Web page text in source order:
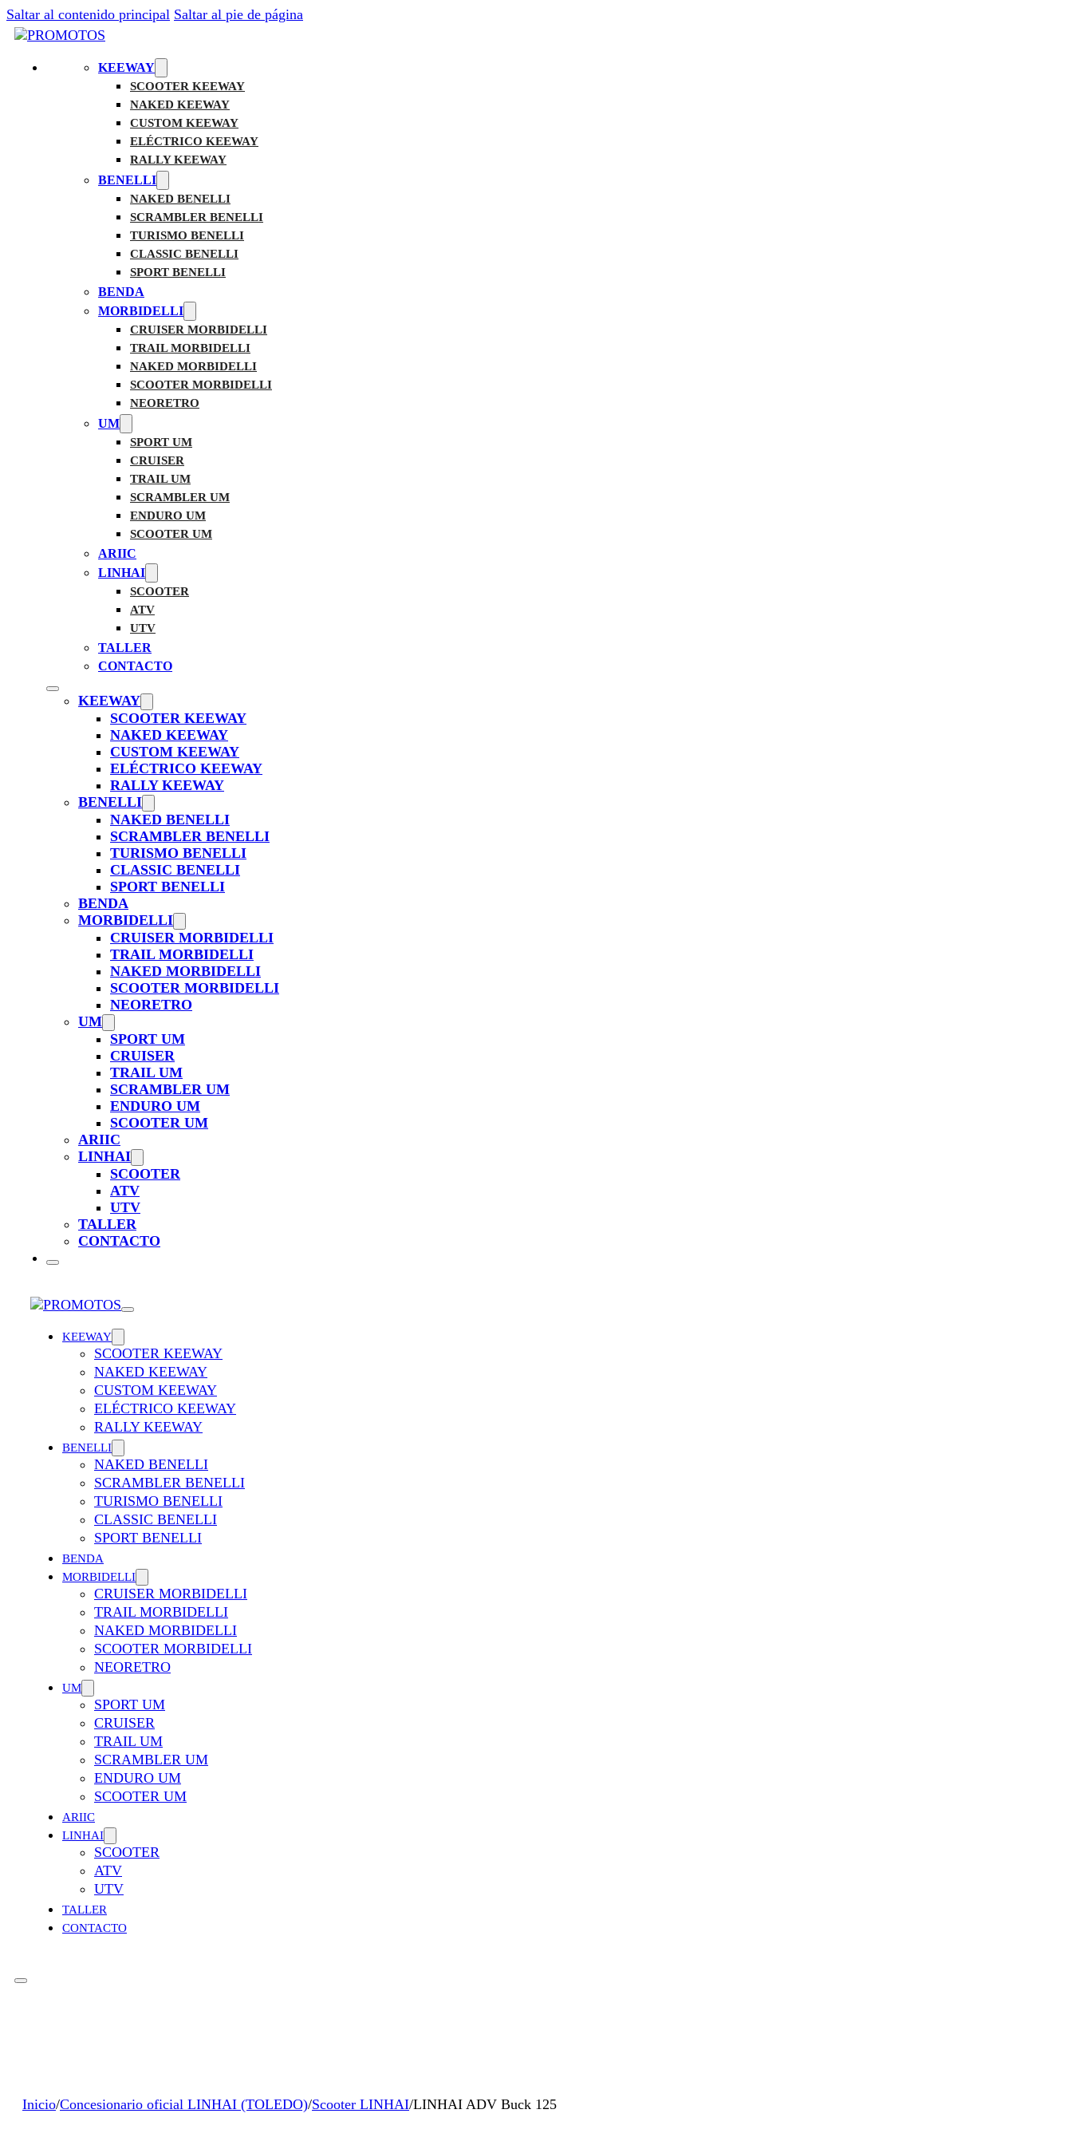
Saltar al contenido principal Saltar al pie de página
KEEWAY
SCOOTER KEEWAY
NAKED KEEWAY
CUSTOM KEEWAY
ELÉCTRICO KEEWAY
RALLY KEEWAY
BENELLI
NAKED BENELLI
SCRAMBLER BENELLI
TURISMO BENELLI
CLASSIC BENELLI
SPORT BENELLI
BENDA
MORBIDELLI
CRUISER MORBIDELLI
TRAIL MORBIDELLI
NAKED MORBIDELLI
SCOOTER MORBIDELLI
NEORETRO
UM
SPORT UM
CRUISER
TRAIL UM
SCRAMBLER UM
ENDURO UM
SCOOTER UM
ARIIC
LINHAI
SCOOTER
ATV
UTV
TALLER
CONTACTO
KEEWAY
SCOOTER KEEWAY
NAKED KEEWAY
CUSTOM KEEWAY
ELÉCTRICO KEEWAY
RALLY KEEWAY
BENELLI
NAKED BENELLI
SCRAMBLER BENELLI
TURISMO BENELLI
CLASSIC BENELLI
SPORT BENELLI
BENDA
MORBIDELLI
CRUISER MORBIDELLI
TRAIL MORBIDELLI
NAKED MORBIDELLI
SCOOTER MORBIDELLI
NEORETRO
UM
SPORT UM
CRUISER
TRAIL UM
SCRAMBLER UM
ENDURO UM
SCOOTER UM
ARIIC
LINHAI
SCOOTER
ATV
UTV
TALLER
CONTACTO
KEEWAY
SCOOTER KEEWAY
NAKED KEEWAY
CUSTOM KEEWAY
ELÉCTRICO KEEWAY
RALLY KEEWAY
BENELLI
NAKED BENELLI
SCRAMBLER BENELLI
TURISMO BENELLI
CLASSIC BENELLI
SPORT BENELLI
BENDA
MORBIDELLI
CRUISER MORBIDELLI
TRAIL MORBIDELLI
NAKED MORBIDELLI
SCOOTER MORBIDELLI
NEORETRO
UM
SPORT UM
CRUISER
TRAIL UM
SCRAMBLER UM
ENDURO UM
SCOOTER UM
ARIIC
LINHAI
SCOOTER
ATV
UTV
TALLER
CONTACTO
Inicio/Concesionario oficial LINHAI (TOLEDO)/Scooter LINHAI/LINHAI ADV Buck 125